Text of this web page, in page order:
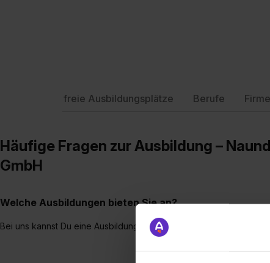
freie Ausbildungsplätze Berufe
Häufige Fragen zur Ausbildung –
GmbH
Welche Ausbildungen bieten Sie an?
Bei uns kannst Du eine Ausbildung zur/m Kauffrau/-mann für